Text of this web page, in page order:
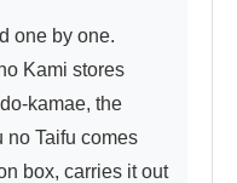
one by one.
Kami stores
kamae, the
no Taifu comes
box, carries it out